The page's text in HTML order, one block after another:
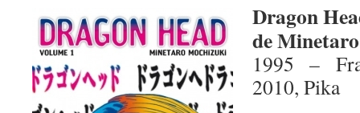
Dragon
de
1995 –
2010, Pika